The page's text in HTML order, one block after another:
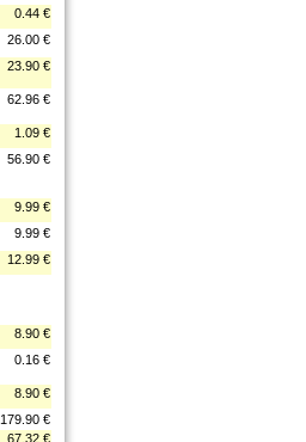
0.44 €
26.00 €
23.90 €
62.96 €
1.09 €
56.90 €
9.99 €
9.99 €
12.99 €
8.90 €
0.16 €
8.90 €
179.90 €
67.32 €